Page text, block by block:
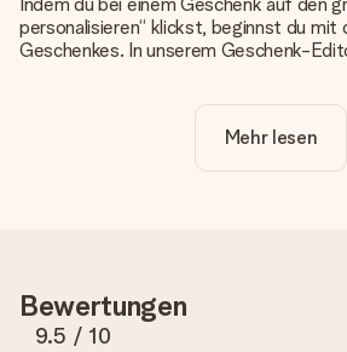
personalisieren“ klickst, beginnst du
Geschenkes. In unserem Geschenk-
noch eines unserer angebotenen
Geschenk die perfekte Ausstrahlung zu
Wir möchten sicherstellen, dass du mit
rundum zufrieden bist. Deshalb ist es
Mehr lesen
Bewertungen
9.5 / 10